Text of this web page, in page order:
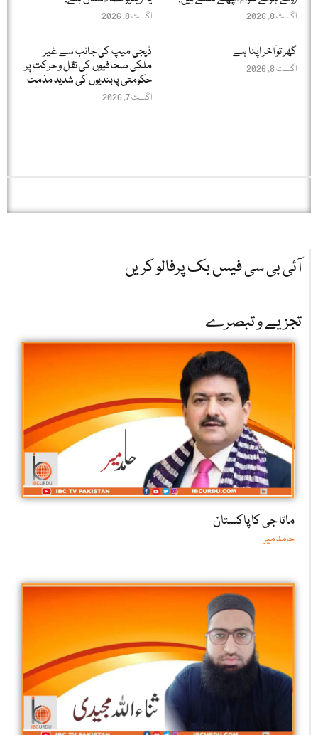
اگست 8, 2026 اگست 8, 2026
گھر تو آخر اپنا ہے
اگست 8, 2026
ڈیجی میپ کی جانب سے غیر
ملکی صحافیوں کی نقل و حرکت پر
حکومتی پابندیوں کی شدید مذمت
اگست 7, 2026
آئی بی سی فیس بک پرفالو کریں
تجزیے و تبصرے
ماتا جی کا پاکستان
حامد میر